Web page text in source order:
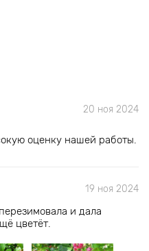
20 ноя 2024
оценку нашей работы.
19 ноя 2024
и дала
цветёт.